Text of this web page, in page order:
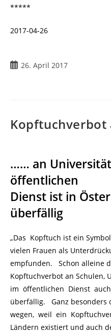
*****
2017-04-26
26. April 2017
Kopftuchverbot
…… an
öffentlichen
Dienst ist in
überfällig
„Das Kopftuch ist ein
vielen Frauen als
empfunden. Schon alleine
Kopftuchverbot an Schulen,
im öffentlichen Dienst
überfällig. Ganz besonders
wegen, weil ein
Ländern existiert und auch